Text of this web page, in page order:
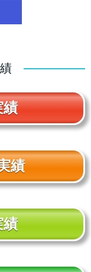
績
績
績